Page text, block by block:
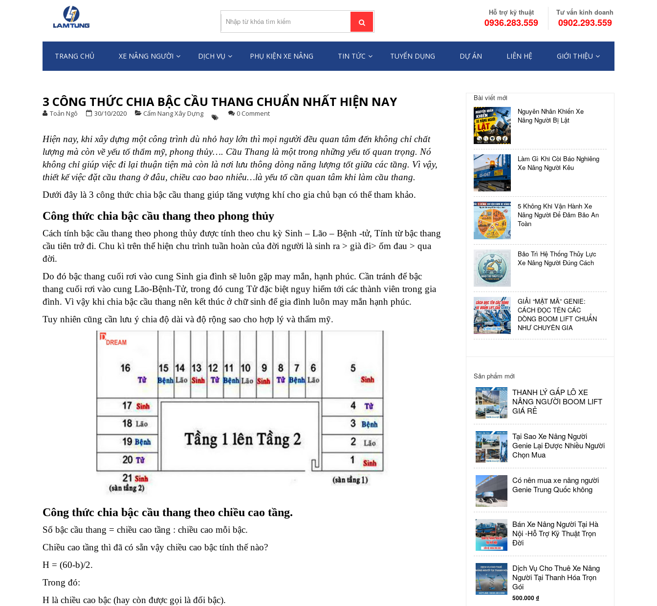
navigation
content
XE NÂNG NGƯỜI LÂM TÙNG
Chuyên nhập khẩu và cung ứng Xe nâng người toàn quốc
Hỗ trợ kỹ thuật
0936.283.559
Tư vấn kinh doanh
0902.293.559
TRANG CHỦ XE NÂNG NGƯỜI DỊCH VỤ PHỤ KIỆN XE NÂNG TIN TỨC TUYỂN DỤNG DỰ ÁN LIÊN HỆ GIỚI THIỆU
3 CÔNG THỨC CHIA BẬC CẦU THANG CHUẨN NHẤT HIỆN NAY
Toản Ngô 30/10/2020 Cẩm Nang Xây Dựng 0 Comment
Hiện nay, khi xây dựng một công trình dù nhỏ hay lớn thì mọi người đều quan tâm đến không chỉ chất
lượng mà còn về yếu tố thẩm mỹ, phong thủy…. Cầu Thang là một trong những yếu tố quan trọng. Nó
không chỉ giúp việc đi lại thuận tiện mà còn là nơi lưu thông dòng năng lượng tốt giữa các tầng. Vì vậy,
thiết kế việc đặt cầu thang ở đâu, chiều cao bao nhiêu…là yếu tố cần quan tâm khi làm cầu thang.
Dưới đây là 3 công thức chia bậc cầu thang giúp tăng vượng khí cho gia chủ bạn có thể tham khảo.
Công thức chia bậc cầu thang theo phong thủy
Cách tính bậc cầu thang theo phong thủy được tính theo chu kỳ Sinh – Lão – Bệnh -tử, Tính từ bậc thang
cầu tiên trở đi. Chu kì trên thể hiện chu trình tuần hoàn của đời người là sinh ra > già đi> ốm đau > qua
đời.
Do đó bậc thang cuối rơi vào cung Sinh gia đình sẽ luôn gặp may mắn, hạnh phúc. Cần tránh để bậc
thang cuối rơi vào cung Lão-Bệnh-Tử, trong đó cung Tử đặc biệt nguy hiểm tới các thành viên trong gia
đình. Vì vậy khi chia bậc cầu thang nên kết thúc ở chữ sinh để gia đình luôn may mắn hạnh phúc.
Tuy nhiên cũng cần lưu ý chia độ dài và độ rộng sao cho hợp lý và thẩm mỹ.
Công thức chia bậc cầu thang theo chiều cao tầng.
Số bậc cầu thang = chiều cao tầng : chiều cao mỗi bậc.
Chiều cao tầng thì đã có sẵn vậy chiều cao bậc tính thế nào?
H = (60-b)/2.
Trong đó:
H là chiều cao bậc (hay còn được gọi là đối bậc).
hướng
Bài viết mới
Nguyên Nhân Khiến Xe
Nâng Người Bị Lật
Làm Gì Khi Còi Báo Nghiêng
Xe Nâng Người Kêu
5 Không Khi Vận Hành Xe
Nâng Người Để Đảm Bảo An
Toàn
Bảo Trì Hệ Thống Thủy Lực
Xe Nâng Người Đúng Cách
GIẢI “MẬT MÃ” GENIE:
CÁCH ĐỌC TÊN CÁC
DÒNG BOOM LIFT CHUẨN
NHƯ CHUYÊN GIA
Sản phẩm mới
THANH LÝ GẤP LÔ XE
NÂNG NGƯỜI BOOM LIFT
GIÁ RẺ
Tại Sao Xe Nâng Người
Genie Lại Được Nhiều Người
Chọn Mua
Có nên mua xe nâng người
Genie Trung Quốc không
Bán Xe Nâng Người Tại Hà
Nội -Hỗ Trợ Kỹ Thuật Trọn
Đời
Dịch Vụ Cho Thuê Xe Nâng
Người Tại Thanh Hóa Trọn
Gói
500.000₫